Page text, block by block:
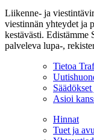
Liikenne- ja
viestinnän yhteydet ja
kestävästi. Edistämme
palveleva lupa-,
Tietoa
Asioi
Hinnat
Tuet ja